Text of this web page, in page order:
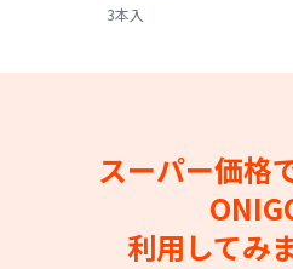
3本入
スーパー価格
利用してみ